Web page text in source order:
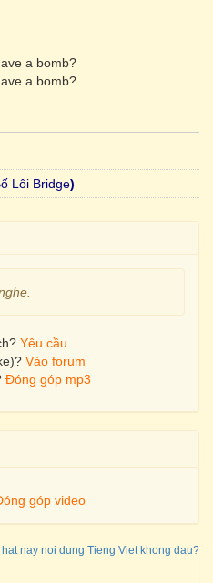
a bomb?
a bomb?
Lôi Bridge)
Yêu cầu
Vào forum
Đóng góp mp3
góp video
nay noi dung Tieng Viet khong dau?